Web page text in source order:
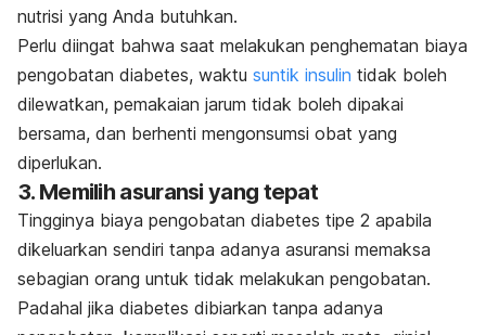
nutrisi yang Anda butuhkan.
Perlu diingat bahwa saat melakukan penghematan biaya
pengobatan diabetes, waktu suntik insulin tidak boleh
dilewatkan, pemakaian jarum tidak boleh dipakai
bersama, dan berhenti mengonsumsi obat yang
diperlukan.
3. Memilih asuransi yang tepat
Tingginya biaya pengobatan diabetes tipe 2 apabila
dikeluarkan sendiri tanpa adanya asuransi memaksa
sebagian orang untuk tidak melakukan pengobatan.
Padahal jika diabetes dibiarkan tanpa adanya